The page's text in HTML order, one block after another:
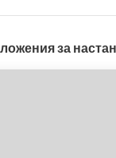
keeps you
feature
appetite for
up your day
за